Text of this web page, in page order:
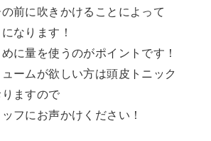
前に吹きかけることによって
なります！
に量を使うのがポイントです！
ュームが欲しい方は頭皮トニック
ますので
フにお声かけください！